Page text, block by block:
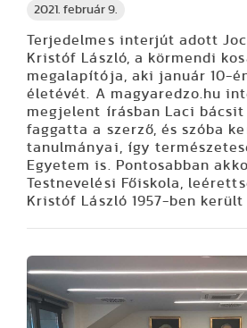
2021. február 9.
Terjedelmes interjút adott
Kristóf László, a körmendi
megalapítója, aki január 10-
életévét. A magyaredzo.hu
megjelent írásban Laci bácsit
faggatta a szerző, és szóba
tanulmányai, így
Egyetem is. Pontosabban
Testnevelési Főiskola,
Kristóf László 1957-ben